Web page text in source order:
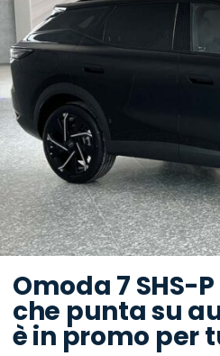
Omoda 7 SHS-
che punta su
è in promo per